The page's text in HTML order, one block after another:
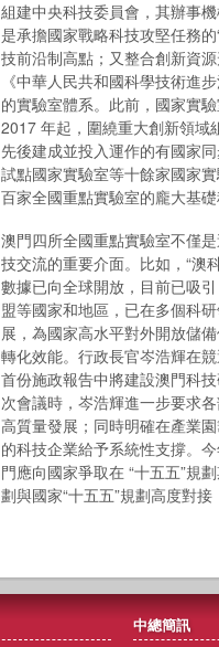
組建中央科技委員會，其辦事
是承擔國家戰略科技攻堅任務
技前沿制高點；又整合創新資
《中華人民共和國科學技術進
的實驗室體系。此前，國家實
2017 年起，圍繞重大創新領域
先後建成並投入運作的有國家
試點國家實驗室等十餘家國家
百家全國重點實驗室的龐大基
澳門四所全國重點實驗室不僅
技交流的重要介面。比如，“澳
數據已向全球開放，目前已吸
盟等國家和地區，已在多個科
展，為國家高水平對外開放儲
轉化效能。行政長官岑浩輝在
首份施政報告中將建設澳門科
次會議時，岑浩輝進一步要求
高質量發展；同時明確在產業
的科技企業給予系統性支撐。
門應向國家爭取在 “十五五”規
劃與國家“十五五”規劃高度對
中總簡訊